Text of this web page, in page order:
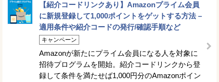
【紹介コードリンクあり】Amazonプライム会員
に新規登録して1,000ポイントをゲットする方法 –
適用条件や紹介コードの発行/確認手順など
キャンペーン
Amazonが新たにプライム会員になる人を対象に
招待プログラムを開始。紹介コードリンクから登
録して条件を満たせば1,000円分のAmazonポイン